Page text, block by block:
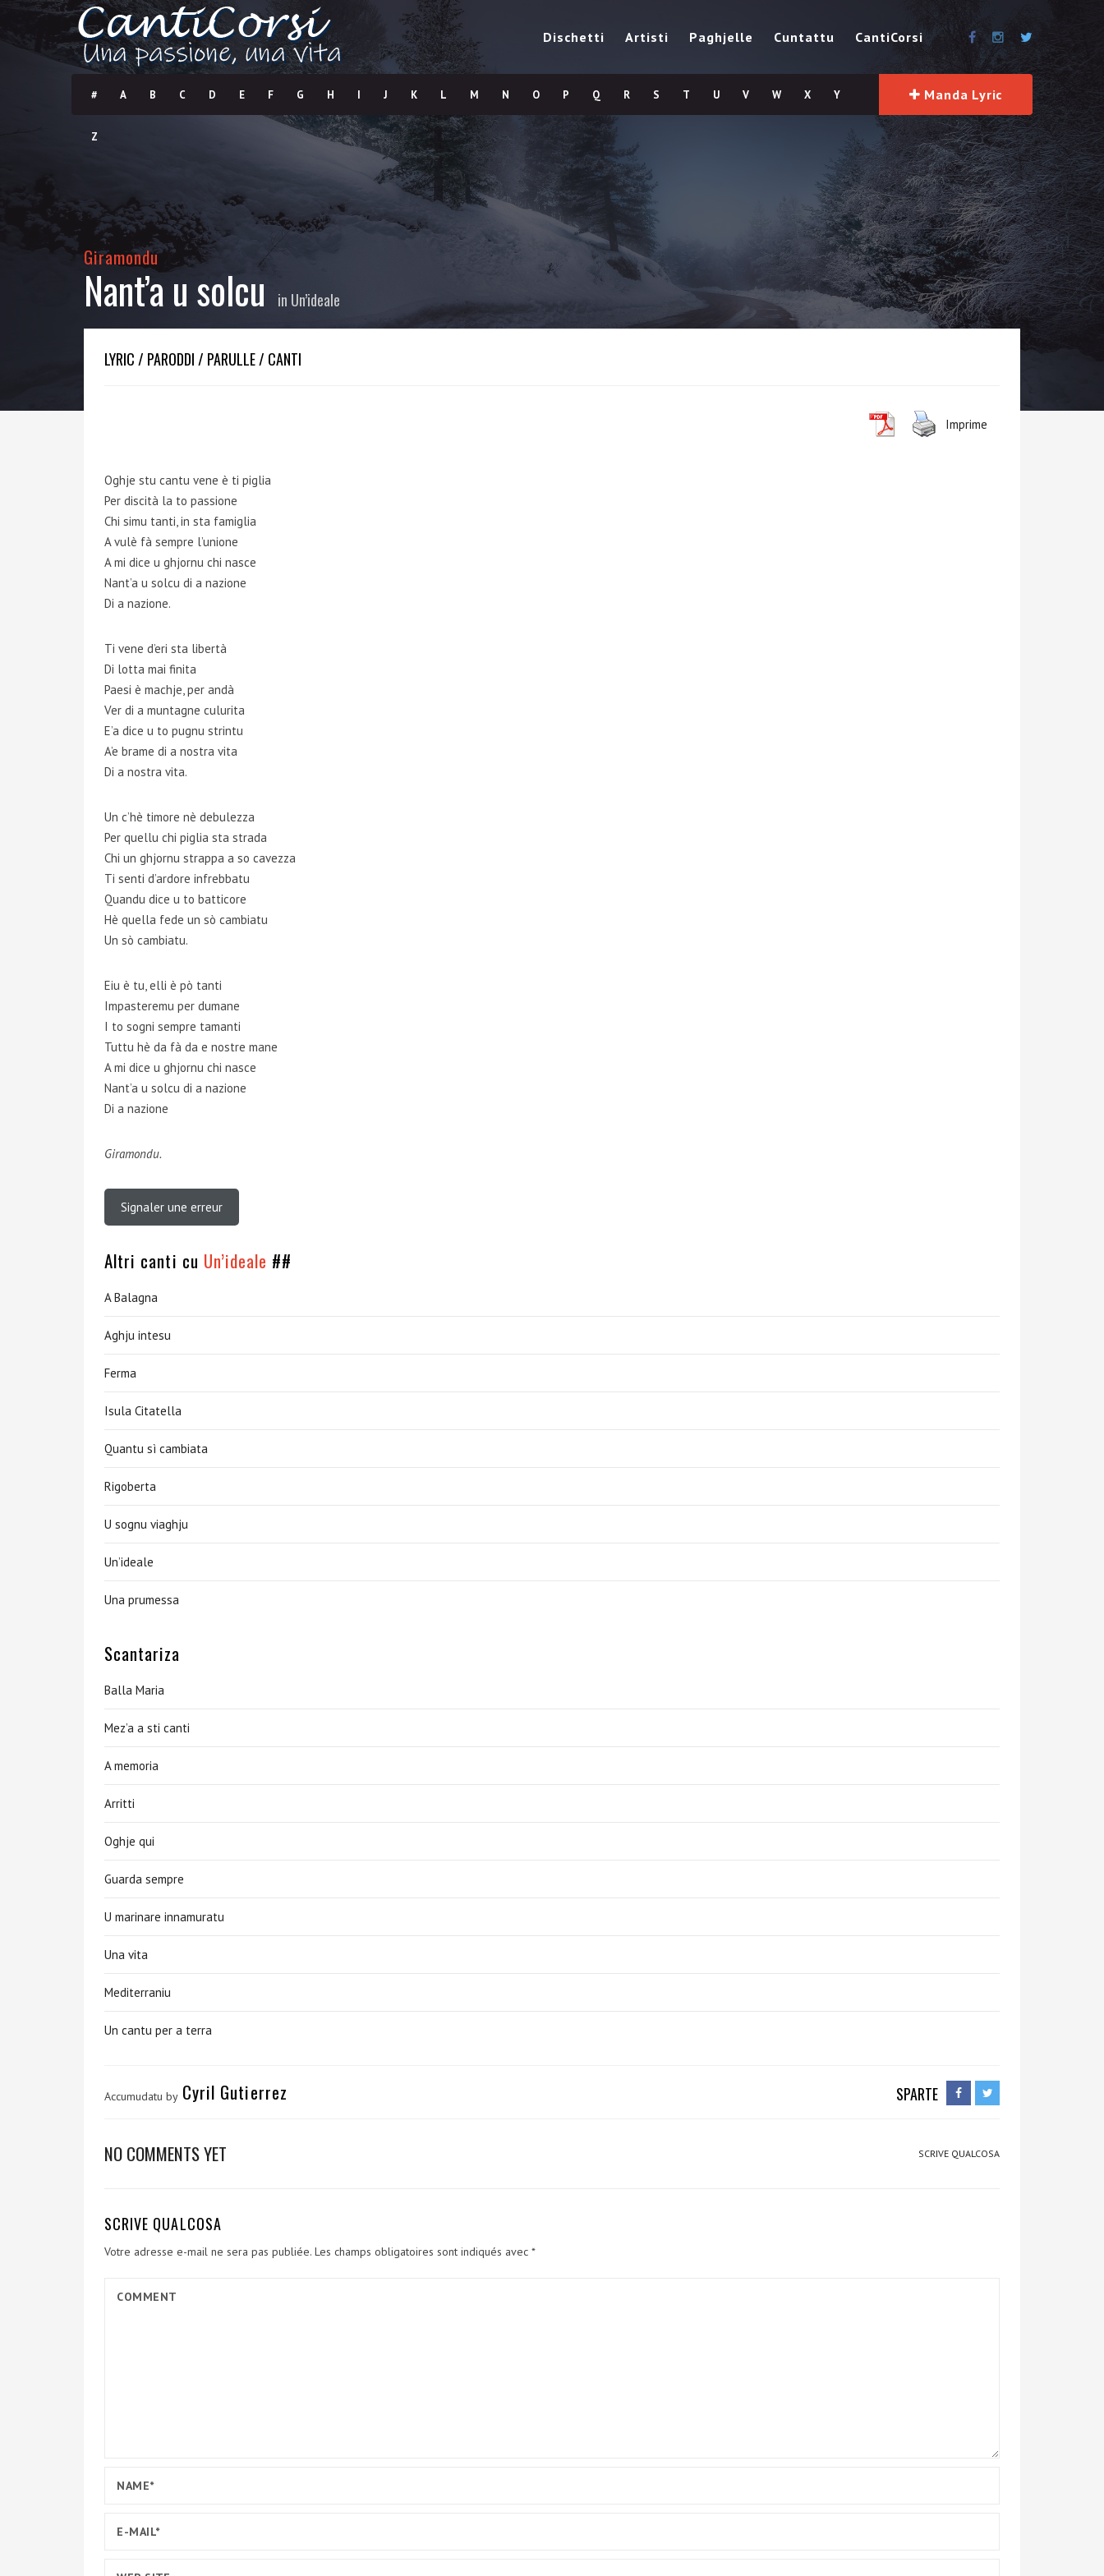
Dischetti Artisti Paghjelle Cuntattu CantiCorsi
# A B C D E F G H I J K L M N O P Q R S T U V W X Y
Z
Manda Lyric
Giramondu
Nant’a u solcu in Un’ideale
LYRIC / PARODDI / PARULLE / CANTI
Imprime
Oghje stu cantu vene è ti piglia
Per discità la to passione
Chi simu tanti, in sta famiglia
A vulè fà sempre l’unione
A mi dice u ghjornu chi nasce
Nant’a u solcu di a nazione
Di a nazione.
Ti vene d’eri sta libertà
Di lotta mai finita
Paesi è machje, per andà
Ver di a muntagne culurita
E’a dice u to pugnu strintu
A’e brame di a nostra vita
Di a nostra vita.
Un c’hè timore nè debulezza
Per quellu chi piglia sta strada
Chi un ghjornu strappa a so cavezza
Ti senti d’ardore infrebbatu
Quandu dice u to batticore
Hè quella fede un sò cambiatu
Un sò cambiatu.
Eiu è tu, elli è pò tanti
Impasteremu per dumane
I to sogni sempre tamanti
Tuttu hè da fà da e nostre mane
A mi dice u ghjornu chi nasce
Nant’a u solcu di a nazione
Di a nazione
Giramondu.
Signaler une erreur
Altri canti cu Un’ideale ##
A Balagna
Aghju intesu
Ferma
Isula Citatella
Quantu sì cambiata
Rigoberta
U sognu viaghju
Un’ideale
Una prumessa
Scantariza
Balla Maria
Mez’a a sti canti
A memoria
Arritti
Oghje qui
Guarda sempre
U marinare innamuratu
Una vita
Mediterraniu
Un cantu per a terra
Accumudatu by Cyril Gutierrez SPARTE
NO COMMENTS YET SCRIVE QUALCOSA
SCRIVE QUALCOSA
Votre adresse e-mail ne sera pas publiée. Les champs obligatoires sont indiqués avec *